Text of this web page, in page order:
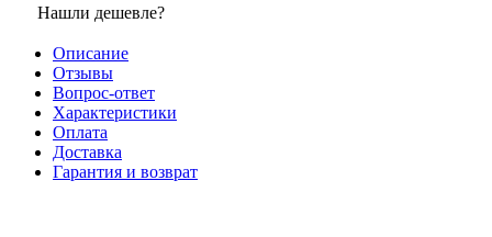
Нашли дешевле?
Описание
Отзывы
Вопрос-ответ
Характеристики
Оплата
Доставка
Гарантия и возврат